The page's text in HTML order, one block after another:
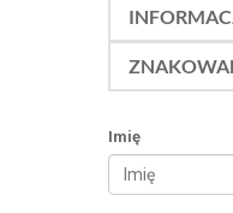
Imię